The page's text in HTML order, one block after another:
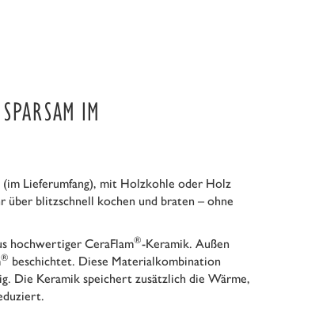
IM
Lieferumfang), mit Holzkohle oder Holz
über blitzschnell kochen und braten – ohne
hochwertiger CeraFlam®-Keramik. Außen
® beschichtet. Diese Materialkombination
Die Keramik speichert zusätzlich die Wärme,